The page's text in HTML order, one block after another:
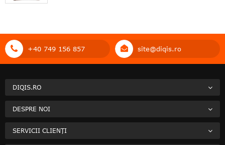
+40 749 156 857 site@diqis.ro
DIQIS.RO
DESPRE NOI
SERVICII CLIENȚI